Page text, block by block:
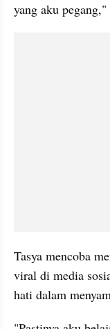
yang aku
Tasya mencoba
viral di media
hati dalam